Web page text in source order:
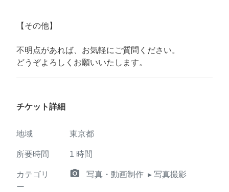
【その他】
不明点があれば、お気軽にご質問ください。
どうぞよろしくお願いいたします。
チケット詳細
地域 東京都
所要時間 1 時間
カテゴリ
ー
camera_alt 写真・動画制作 ▸ 写真撮影